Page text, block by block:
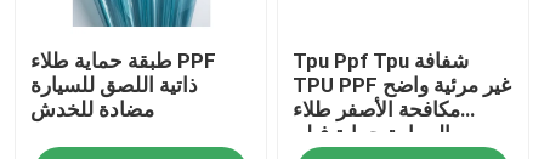
طبقة حماية طلاء PPF
ذاتية اللصق للسيارة
مضادة للخدش
Tpu Ppf Tpu شفافة
TPU PPF غير مرئية واضح
مكافحة الأصفر طلاء
السيارة حماية فيلم